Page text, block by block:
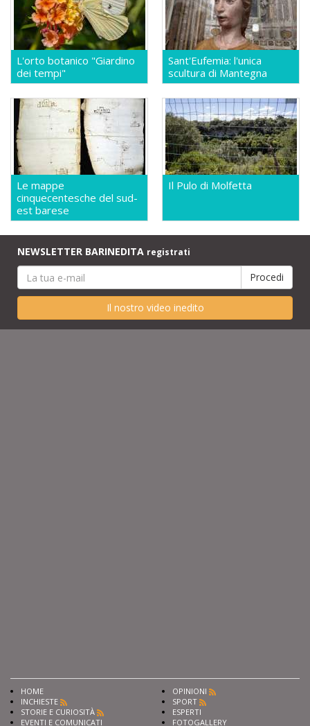
L'orto botanico "Giardino
dei tempi"
Sant'Eufemia: l'unica
scultura di Mantegna
Le mappe
cinquecentesche del sud-
est barese
Il Pulo di Molfetta
NEWSLETTER BARINEDITA registrati
Il nostro video inedito
HOME
INCHIESTE
STORIE E CURIOSITÀ
EVENTI E COMUNICATI
OPINIONI
SPORT
ESPERTI
FOTOGALLERY